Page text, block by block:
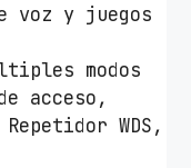
voz y juegos
modos
acceso,
WDS,